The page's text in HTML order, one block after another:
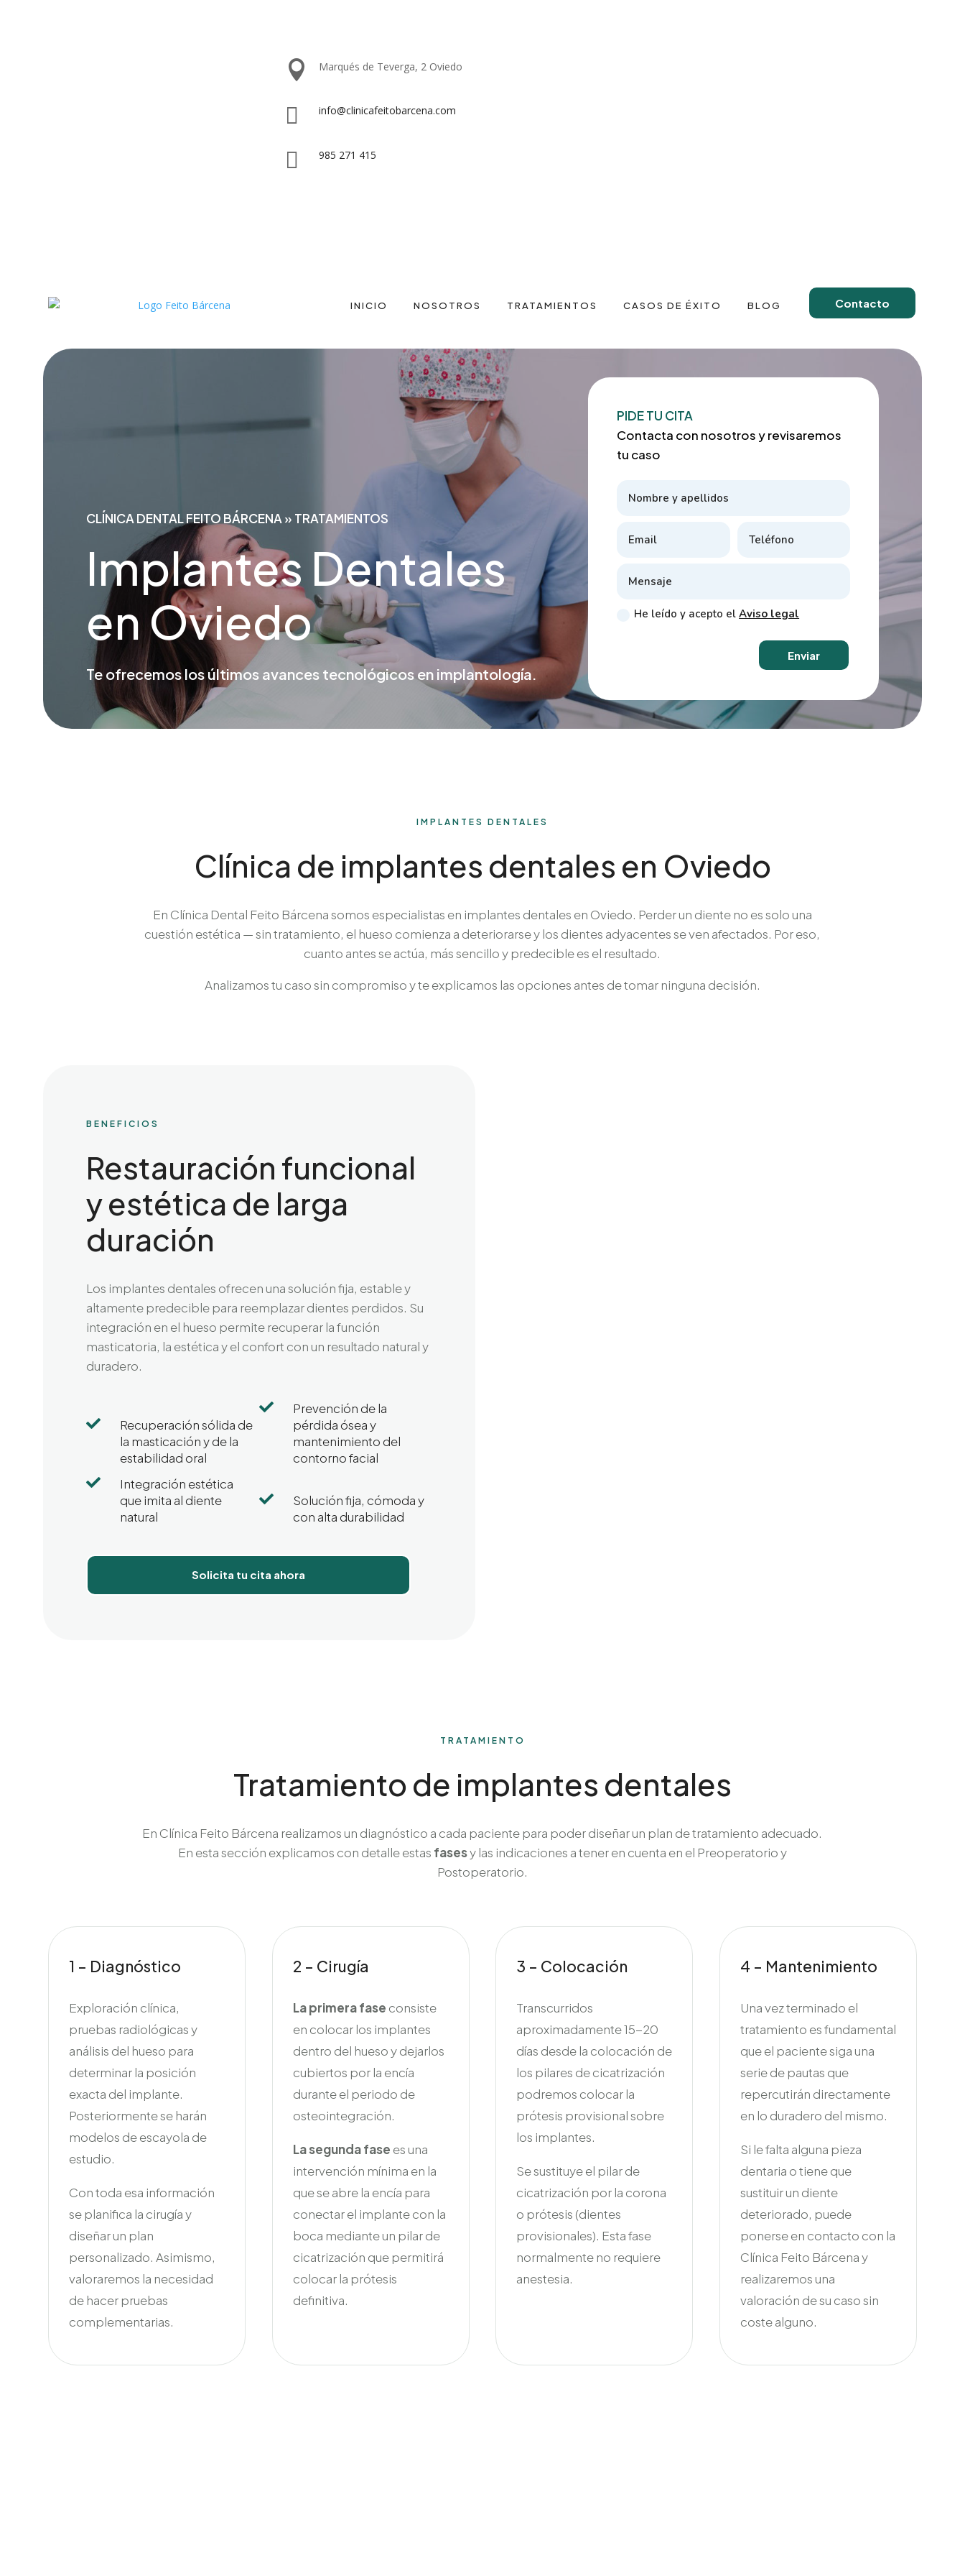
 Marqués de Teverga, 2 Oviedo
 info@clinicafeitobarcena.com
 985 271 415
INICIO NOSOTROS TRATAMIENTOS CASOS DE ÉXITO BLOG Contacto
CLÍNICA DENTAL FEITO BÁRCENA » TRATAMIENTOS
Implantes Dentales
en Oviedo
Te ofrecemos los últimos avances tecnológicos en implantología.
PIDE TU CITA
Contacta con nosotros y revisaremos
tu caso
He leído y acepto elAviso legal
Enviar
IMPLANTES DENTALES
Clínica de implantes dentales en Oviedo
En Clínica Dental Feito Bárcena somos especialistas en implantes dentales en Oviedo. Perder un diente no es solo una
cuestión estética — sin tratamiento, el hueso comienza a deteriorarse y los dientes adyacentes se ven afectados. Por eso,
cuanto antes se actúa, más sencillo y predecible es el resultado.
Analizamos tu caso sin compromiso y te explicamos las opciones antes de tomar ninguna decisión.
BENEFICIOS
Restauración funcional
y estética de larga
duración
Los implantes dentales ofrecen una solución fija, estable y
altamente predecible para reemplazar dientes perdidos. Su
integración en el hueso permite recuperar la función
masticatoria, la estética y el confort con un resultado natural y
duradero.

Recuperación sólida de
la masticación y de la
estabilidad oral

Prevención de la
pérdida ósea y
mantenimiento del
contorno facial

Integración estética
que imita al diente
natural

Solución fija, cómoda y
con alta durabilidad
Solicita tu cita ahora
TRATAMIENTO
Tratamiento de implantes dentales
En Clínica Feito Bárcena realizamos un diagnóstico a cada paciente para poder diseñar un plan de tratamiento adecuado.
En esta sección explicamos con detalle estas fasesy las indicaciones a tener en cuenta en el Preoperatorio y
Postoperatorio.
1 – Diagnóstico
Exploración clínica,
pruebas radiológicas y
análisis del hueso para
determinar la posición
exacta del implante.
Posteriormente se harán
modelos de escayola de
estudio.
Con toda esa información
se planifica la cirugía y
diseñar un plan
personalizado. Asimismo,
valoraremos la necesidad
de hacer pruebas
complementarias.
2 – Cirugía
La primera fase consiste
en colocar los implantes
dentro del hueso y dejarlos
cubiertos por la encía
durante el periodo de
osteointegración.
La segunda fase es una
intervención mínima en la
que se abre la encía para
conectar el implante con la
boca mediante un pilar de
cicatrización que permitirá
colocar la prótesis
definitiva.
3 – Colocación
Transcurridos
aproximadamente 15-20
días desde la colocación de
los pilares de cicatrización
podremos colocar la
prótesis provisional sobre
los implantes.
Se sustituye el pilar de
cicatrización por la corona
o prótesis (dientes
provisionales). Esta fase
normalmente no requiere
anestesia.
4 – Mantenimiento
Una vez terminado el
tratamiento es fundamental
que el paciente siga una
serie de pautas que
repercutirán directamente
en lo duradero del mismo.
Si le falta alguna pieza
dentaria o tiene que
sustituir un diente
deteriorado, puede
ponerse en contacto con la
Clínica Feito Bárcena y
realizaremos una
valoración de su caso sin
coste alguno.